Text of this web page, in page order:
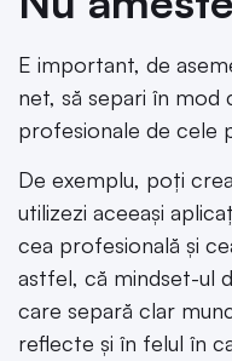
E important, de
net, să separi în mod
profesionale de cele
De exemplu, poți
utilizezi aceeași
cea profesională și
astfel, că mindset-ul
care separă clar
reflecte și în felul în